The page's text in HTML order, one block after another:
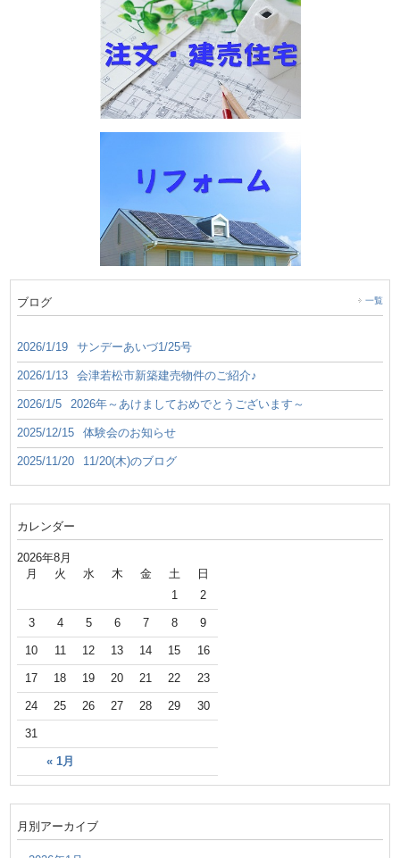
ブログ 一覧
2026/1/19 サンデーあいづ1/25号
2026/1/13 会津若松市新築建売物件のご紹介♪
2026/1/5 2026年～あけましておめでとうございます～
2025/12/15 体験会のお知らせ
2025/11/20 11/20(木)のブログ
カレンダー
2026年8月
月 火 水 木 金 土 日
« 1月
1 2
3 4 5 6 7 8 9
10 11 12 13 14 15 16
17 18 19 20 21 22 23
24 25 26 27 28 29 30
31
月別アーカイブ